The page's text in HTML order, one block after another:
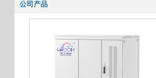
公司产品